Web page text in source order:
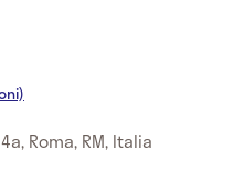
Roma, RM, Italia